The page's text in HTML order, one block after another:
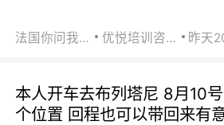
法国你问我答 优悦培训咨询 昨天
本人开车去布列塔尼 8月10
个位置 回程也可以带回来有